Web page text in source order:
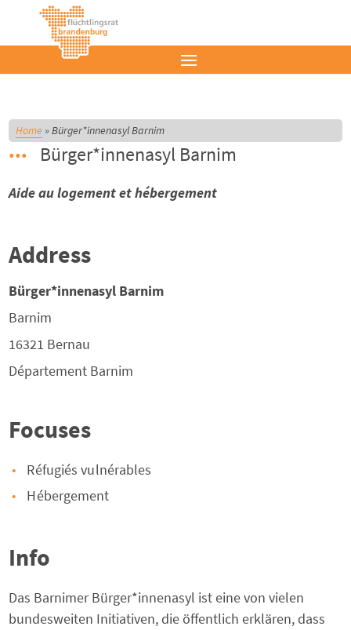
Home»Bürger*innenasyl Barnim
Bürger*innenasyl Barnim
Aide au logement et hébergement
Address
Bürger*innenasyl Barnim
Barnim
16321 Bernau
Département Barnim
Focuses
Réfugiés vulnérables
Hébergement
Info
Das Barnimer Bürger*innenasyl ist eine von vielen
bundesweiten Initiativen, die öffentlich erklären, dass